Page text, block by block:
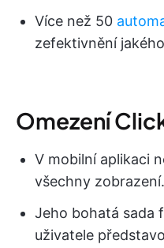
Více než 50
zefektivnění
Omezení
V mobilní aplikaci
všechny zobrazení.
Jeho bohatá sada
uživatele